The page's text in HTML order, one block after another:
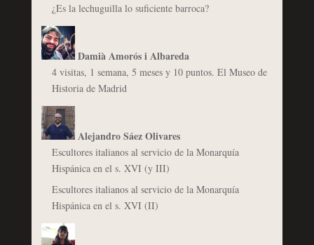
¿Es la lechuguilla lo suficiente barroca?
Damià Amorós i Albareda
4 visitas, 1 semana, 5 meses y 10 puntos. El Museo de
Historia de Madrid
Alejandro Sáez Olivares
Escultores italianos al servicio de la Monarquía
Hispánica en el s. XVI (y III)
Escultores italianos al servicio de la Monarquía
Hispánica en el s. XVI (II)